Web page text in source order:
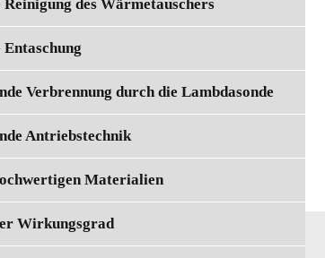
des Wärmetauschers
Verbrennung durch die Lambdasonde
Antriebstechnik
Materialien
Wirkungsgrad